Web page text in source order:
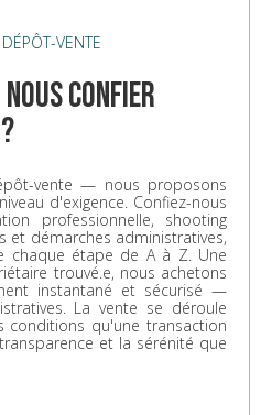
VENTE
confier
vente — nous proposons
d'exigence. Confiez-nous
professionnelle, shooting
et démarches administratives,
chaque étape de A à Z. Une
trouvé.e, nous achetons
instantané et sécurisé —
La vente se déroule
conditions qu'une transaction
et la sérénité que